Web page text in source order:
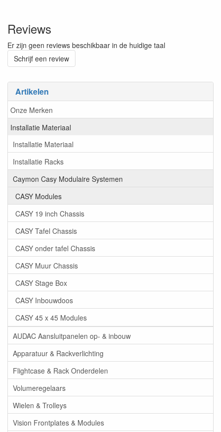
Artikelen
Onze Merken
Installatie Materiaal
Installatie Materiaal
Installatie Racks
Caymon Casy Modulaire Systemen
CASY Modules
CASY 19 inch Chassis
CASY Tafel Chassis
CASY onder tafel Chassis
CASY Muur Chassis
CASY Stage Box
CASY Inbouwdoos
CASY 45 x 45 Modules
AUDAC Aansluitpanelen op- & inbouw
Apparatuur & Rackverlichting
Flightcase & Rack Onderdelen
Volumeregelaars
Wielen & Trolleys
Vision Frontplates & Modules
Reviews
Er zijn geen reviews beschikbaar in de huidige taal
Schrijf een review